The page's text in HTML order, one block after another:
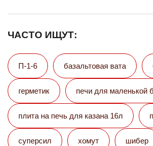
ЧАСТО ИЩУТ:
П-1-6 базальтовая вата
герметик печи для маленькой
плита на печь для казана 16л
суперсил хомут шибер